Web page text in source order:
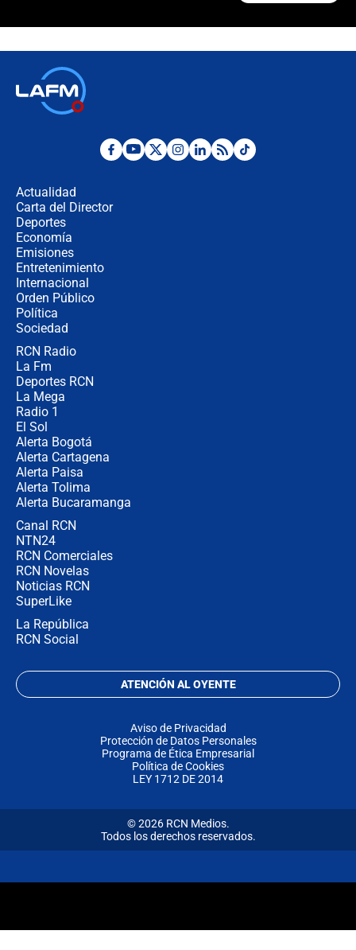
Posesión de Abelardo De La Espriella
Actualidad
Carta del Director
Deportes
Economía
Emisiones
Entretenimiento
Internacional
Orden Público
Política
Sociedad
RCN Radio
La Fm
Deportes RCN
La Mega
Radio 1
El Sol
Alerta Bogotá
Alerta Cartagena
Alerta Paisa
Alerta Tolima
Alerta Bucaramanga
Canal RCN
NTN24
RCN Comerciales
RCN Novelas
Noticias RCN
SuperLike
La República
RCN Social
ATENCIÓN AL OYENTE
Aviso de Privacidad
Protección de Datos Personales
Programa de Ética Empresarial
Política de Cookies
LEY 1712 DE 2014
© 2026 RCN Medios.
Todos los derechos reservados.